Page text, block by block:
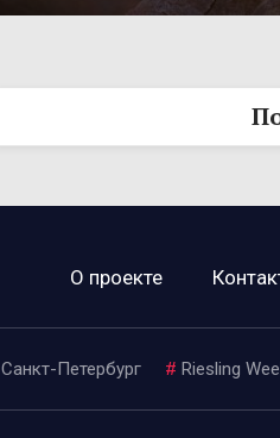
О проекте
Санкт-Петербург # Riesling